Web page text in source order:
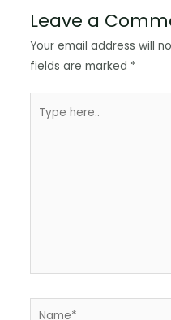
Leave a
Your email address will
fields are marked *